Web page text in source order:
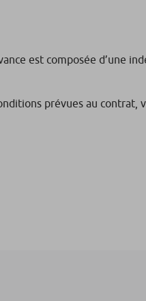
est composée d’une
prévues au contrat,